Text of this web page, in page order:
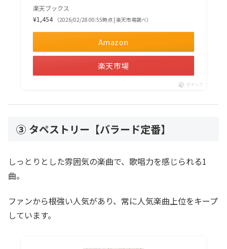
楽天ブックス
¥1,454 （2026/02/28 00:55時点 | 楽天市場調べ）
Amazon
楽天市場
ポチップ
③ タペストリー【バラード定番】
しっとりとした雰囲気の楽曲で、歌唱力を感じられる1
曲。
ファンから根強い人気があり、常に人気楽曲上位をキープ
しています。